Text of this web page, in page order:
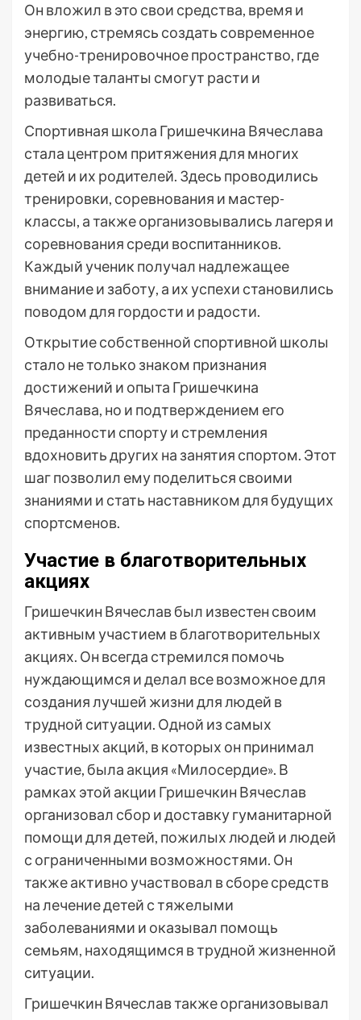
Он вложил в это свои средства, время и
энергию, стремясь создать современное
учебно-тренировочное пространство, где
молодые таланты смогут расти и
развиваться.
Спортивная школа Гришечкина Вячеслава
стала центром притяжения для многих
детей и их родителей. Здесь проводились
тренировки, соревнования и мастер-
классы, а также организовывались лагеря и
соревнования среди воспитанников.
Каждый ученик получал надлежащее
внимание и заботу, а их успехи становились
поводом для гордости и радости.
Открытие собственной спортивной школы
стало не только знаком признания
достижений и опыта Гришечкина
Вячеслава, но и подтверждением его
преданности спорту и стремления
вдохновить других на занятия спортом. Этот
шаг позволил ему поделиться своими
знаниями и стать наставником для будущих
спортсменов.
Участие в благотворительных
акциях
Гришечкин Вячеслав был известен своим
активным участием в благотворительных
акциях. Он всегда стремился помочь
нуждающимся и делал все возможное для
создания лучшей жизни для людей в
трудной ситуации. Одной из самых
известных акций, в которых он принимал
участие, была акция «Милосердие». В
рамках этой акции Гришечкин Вячеслав
организовал сбор и доставку гуманитарной
помощи для детей, пожилых людей и людей
с ограниченными возможностями. Он
также активно участвовал в сборе средств
на лечение детей с тяжелыми
заболеваниями и оказывал помощь
семьям, находящимся в трудной жизненной
ситуации.
Гришечкин Вячеслав также организовывал